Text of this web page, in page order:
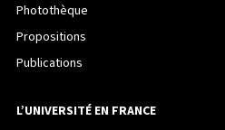
Photothèque
Propositions
Publications
L’UNIVERSITÉ EN FRANCE